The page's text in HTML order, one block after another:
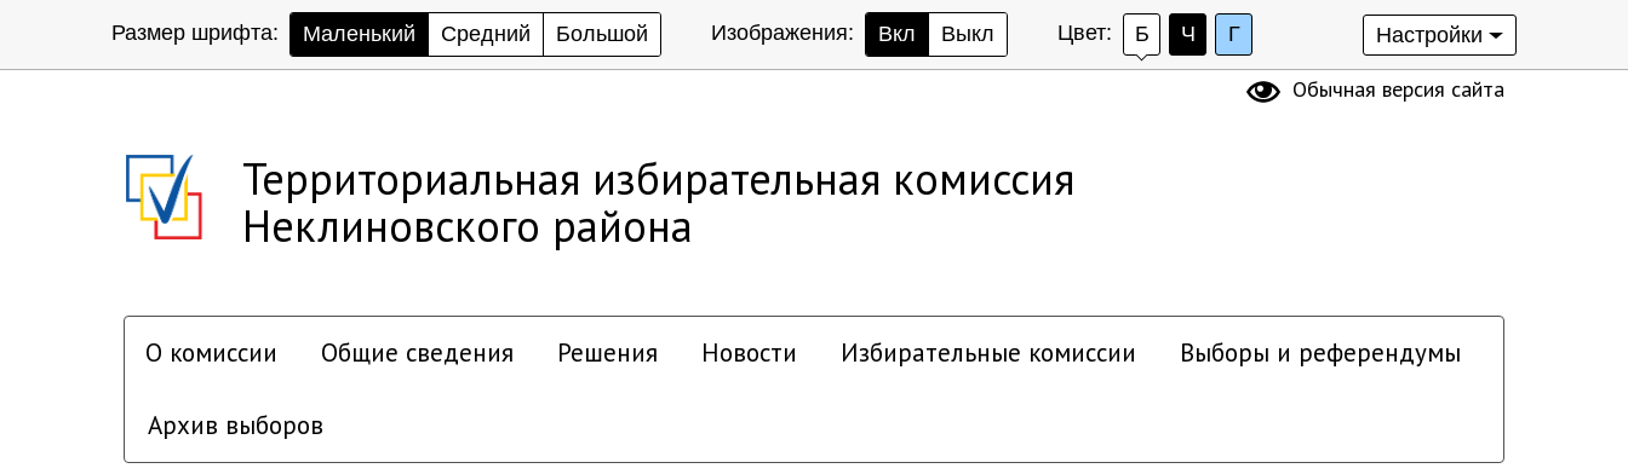
Размер шрифта: Маленький Средний Большой Изображения: Вкл Выкл Цвет: Б Ч Г Настройки
Обычная версия сайта
Территориальная избирательная комиссия
Неклиновского района
О комиссии Общие сведения Решения Новости Избирательные комиссии Выборы и референдумы
Архив выборов